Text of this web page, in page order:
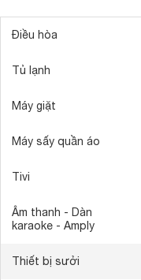
Điều hòa
Tủ lạnh
Máy giặt
Máy sấy quần áo
Tivi
Âm thanh - Dàn
karaoke - Amply
Thiết bị sưởi